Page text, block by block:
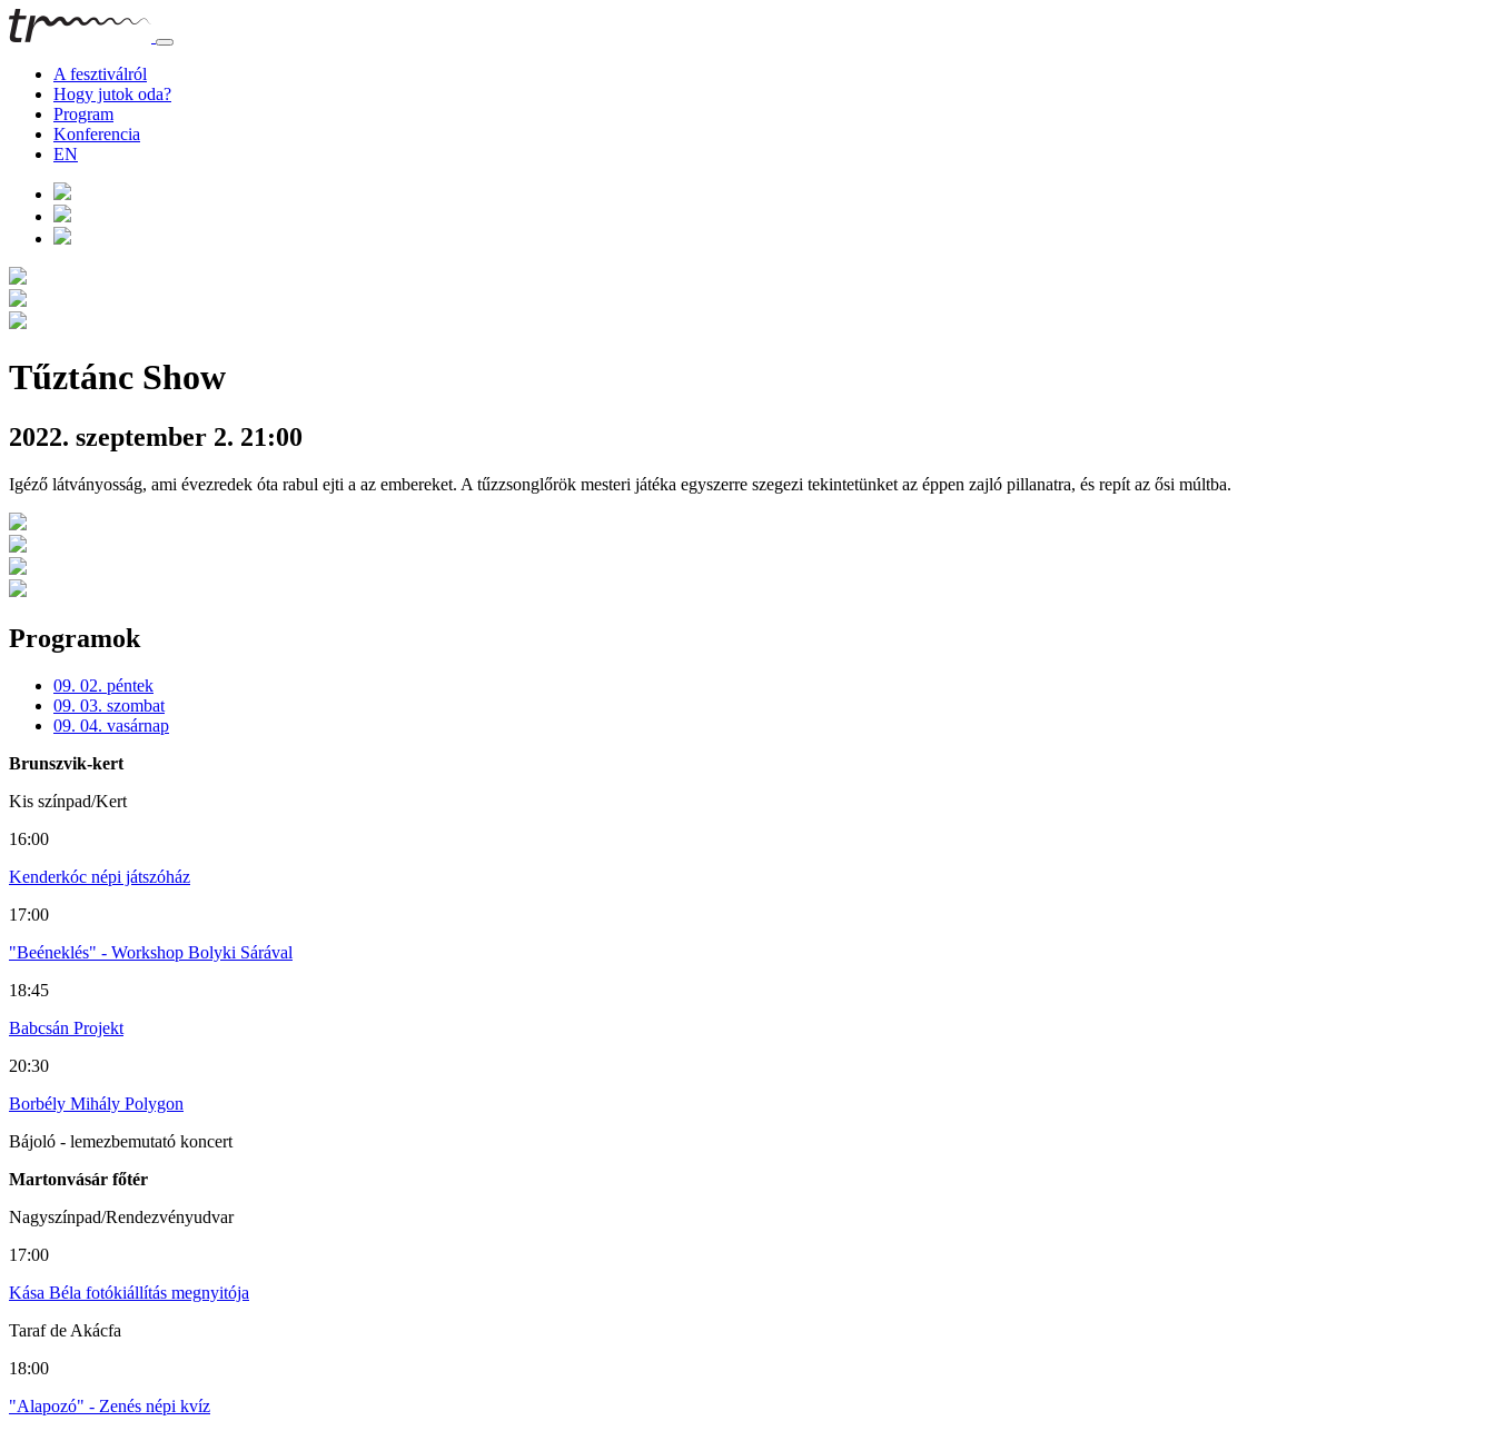
A fesztiválról
Hogy jutok oda?
Program
Konferencia
EN
Tűztánc Show
2022. szeptember 2. 21:00
Igéző látványosság, ami évezredek óta rabul ejti a az embereket. A tűzzsonglőrök mesteri játéka egyszerre szegezi tekintetünket az éppen zajló pillanatra, és repít az ősi múltba.
Programok
09. 02. péntek
09. 03. szombat
09. 04. vasárnap
Brunszvik-kert
Kis színpad/Kert
16:00
Kenderkóc népi játszóház
17:00
"Beéneklés" - Workshop Bolyki Sárával
18:45
Babcsán Projekt
20:30
Borbély Mihály Polygon
Bájoló - lemezbemutató koncert
Martonvásár főtér
Nagyszínpad/Rendezvényudvar
17:00
Kása Béla fotókiállítás megnyitója
Taraf de Akácfa
18:00
"Alapozó" - Zenés népi kvíz